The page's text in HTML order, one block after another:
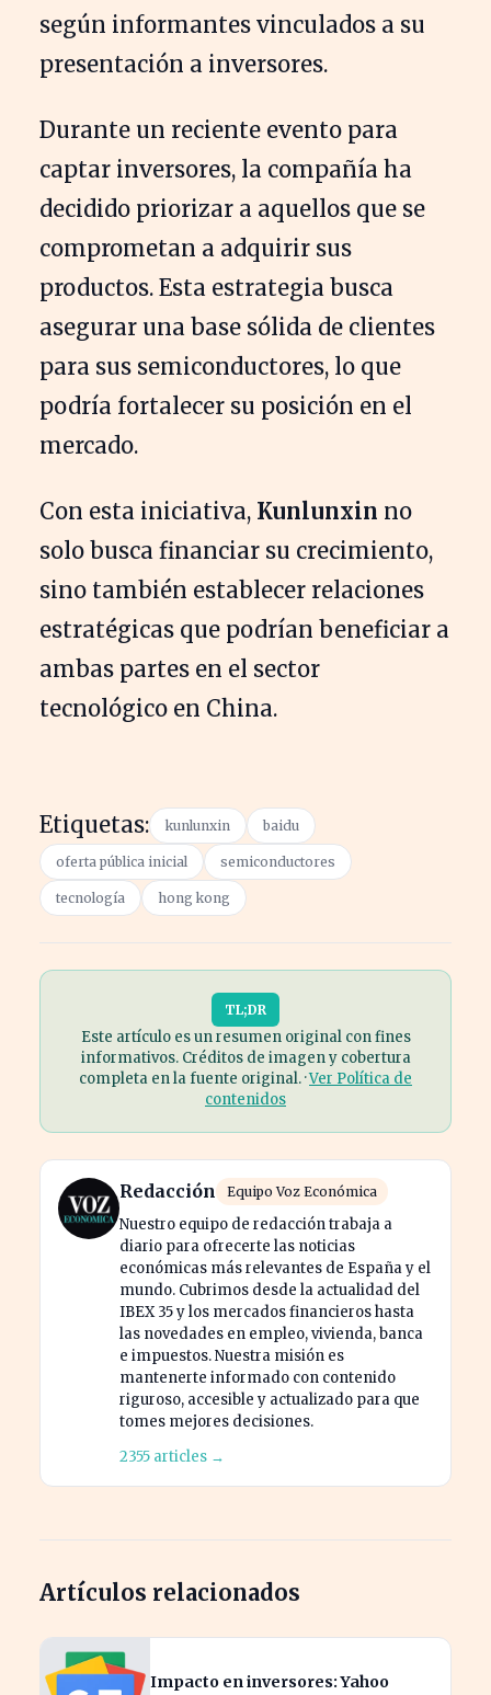
según informantes vinculados a su
presentación a inversores.
Durante un reciente evento para
captar inversores, la compañía ha
decidido priorizar a aquellos que se
comprometan a adquirir sus
productos. Esta estrategia busca
asegurar una base sólida de clientes
para sus semiconductores, lo que
podría fortalecer su posición en el
mercado.
Con esta iniciativa, Kunlunxin no
solo busca financiar su crecimiento,
sino también establecer relaciones
estratégicas que podrían beneficiar a
ambas partes en el sector
tecnológico en China.
Etiquetas: kunlunxin baidu
oferta pública inicial semiconductores
tecnología hong kong
TL;DR
Este artículo es un resumen original con fines
informativos. Créditos de imagen y cobertura
completa en la fuente original. ·Ver Política de
contenidos
Redacción Equipo Voz Económica
Nuestro equipo de redacción trabaja a
diario para ofrecerte las noticias
económicas más relevantes de España y el
mundo. Cubrimos desde la actualidad del
IBEX 35 y los mercados financieros hasta
las novedades en empleo, vivienda, banca
e impuestos. Nuestra misión es
mantenerte informado con contenido
riguroso, accesible y actualizado para que
tomes mejores decisiones.
2355 articles →
Artículos relacionados
Impacto en inversores: Yahoo